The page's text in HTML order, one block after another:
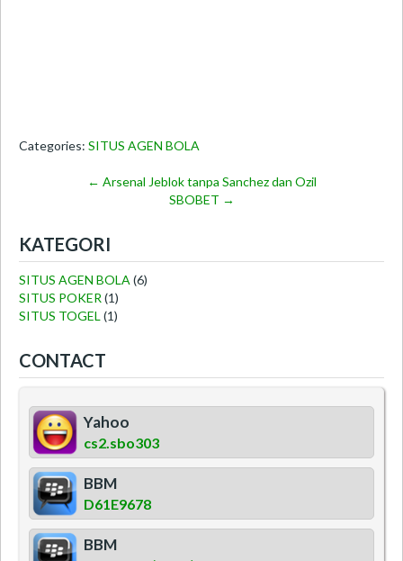
Categories: SITUS AGEN BOLA
← Arsenal Jeblok tanpa Sanchez dan Ozil
SBOBET →
KATEGORI
SITUS AGEN BOLA (6)
SITUS POKER (1)
SITUS TOGEL (1)
CONTACT
Yahoo
cs2.sbo303
BBM
D61E9678
BBM